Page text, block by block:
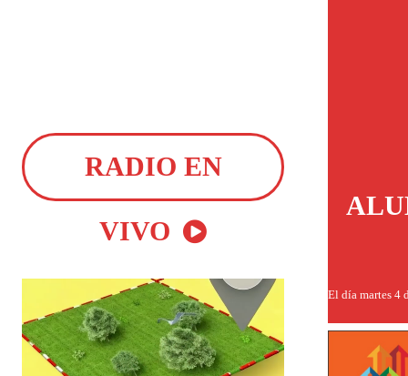
RADIO EN
VIVO
El día martes 4